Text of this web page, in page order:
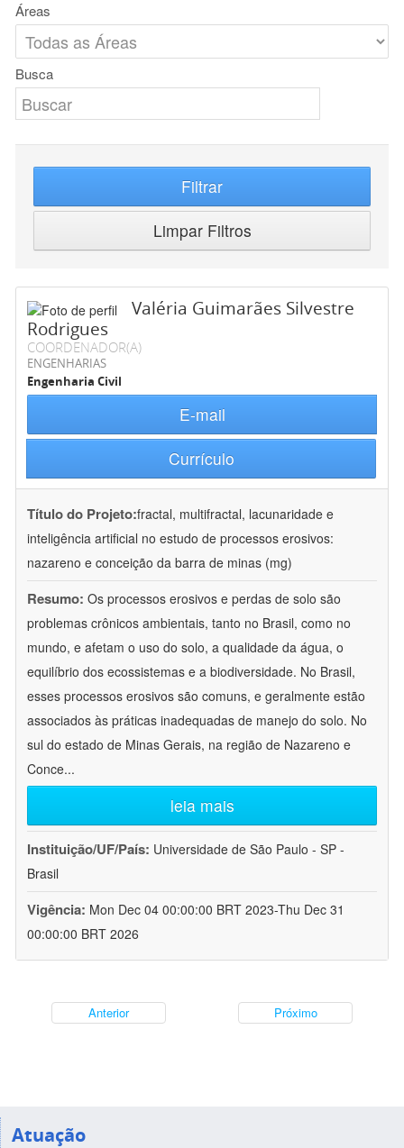
Áreas
Busca
Filtrar
Limpar Filtros
Valéria Guimarães Silvestre
Rodrigues
COORDENADOR(A)
ENGENHARIAS
Engenharia Civil
E-mail
Currículo
Título do Projeto:fractal, multifractal, lacunaridade e
inteligência artificial no estudo de processos erosivos:
nazareno e conceição da barra de minas (mg)
Resumo: Os processos erosivos e perdas de solo são
problemas crônicos ambientais, tanto no Brasil, como no
mundo, e afetam o uso do solo, a qualidade da água, o
equilíbrio dos ecossistemas e a biodiversidade. No Brasil,
esses processos erosivos são comuns, e geralmente estão
associados às práticas inadequadas de manejo do solo. No
sul do estado de Minas Gerais, na região de Nazareno e
Conce...
leia mais
Instituição/UF/País: Universidade de São Paulo - SP -
Brasil
Vigência: Mon Dec 04 00:00:00 BRT 2023-Thu Dec 31
00:00:00 BRT 2026
Anterior Próximo
Atuação